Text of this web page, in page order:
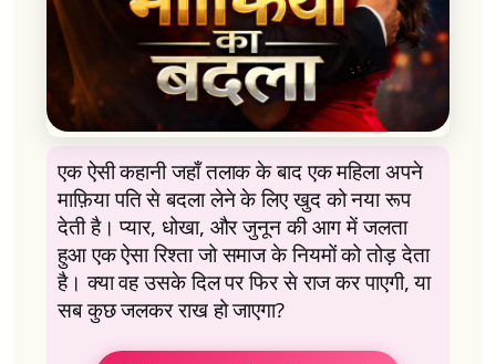
एक ऐसी कहानी जहाँ तलाक के बाद एक महिला अपने
माफ़िया पति से बदला लेने के लिए खुद को नया रूप
देती है। प्यार, धोखा, और जुनून की आग में जलता
हुआ एक ऐसा रिश्ता जो समाज के नियमों को तोड़ देता
है। क्या वह उसके दिल पर फिर से राज कर पाएगी, या
सब कुछ जलकर राख हो जाएगा?